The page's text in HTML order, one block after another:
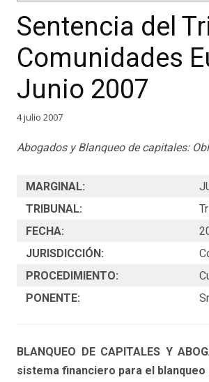
Sentencia del
Comunidades
Junio 2007
4 julio 2007
Abogados y Blanqueo de capitales:
MARGINAL:
TRIBUNAL:
FECHA:
JURISDICCIÓN:
PROCEDIMIENTO:
PONENTE:
BLANQUEO DE CAPITALES Y
sistema financiero para el blanqueo